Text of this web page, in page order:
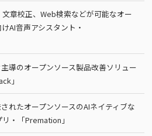
章校正、Web検索などが可能なオー
AI音声アシスタント・
導のオープンソース製品改善ソリュー
」
れたオープンソースのAIネイティブな
・「Premation」